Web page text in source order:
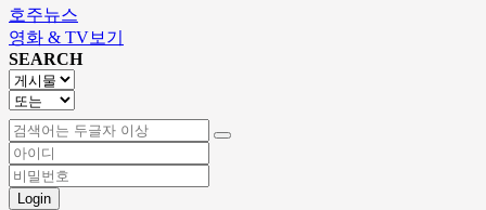
호주뉴스
영화 & TV보기
SEARCH
Login